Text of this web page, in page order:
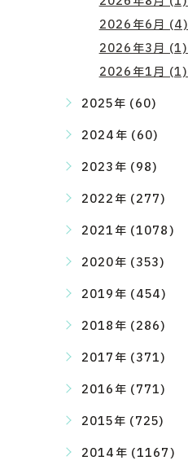
2026年6月 (4)
2026年3月 (1)
2026年1月 (1)
2025年 (60)
2024年 (60)
2023年 (98)
2022年 (277)
2021年 (1078)
2020年 (353)
2019年 (454)
2018年 (286)
2017年 (371)
2016年 (771)
2015年 (725)
2014年 (1167)